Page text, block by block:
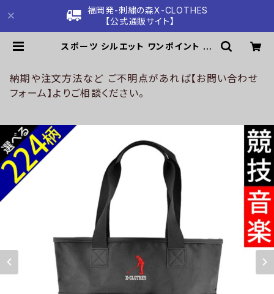
福岡発-刺繍の森X-CLOTHES
【公式通販サイト】
スポーツ シルエット ワンポイント 刺
サッカー 野球 テニス 空手 剣道 卓球
釣り 誕生日 プレゼント ori-a-bag5
2-b08-s | 刺繍の森X-CLOTHES
納期や注文方法など ご不明点があれば【お問い合わせ
フォーム】よりご相談ください。